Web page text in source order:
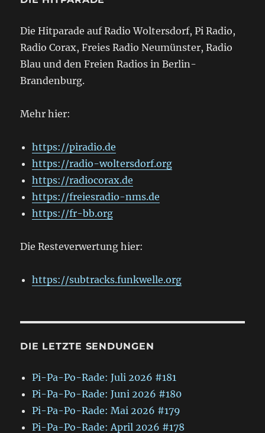
Die Hitparade auf Radio Woltersdorf, Pi Radio,
Radio Corax, Freies Radio Neumünster, Radio
Blau und den Freien Radios in Berlin-
Brandenburg.
Mehr hier:
https://piradio.de
https://radio-woltersdorf.org
https://radiocorax.de
https://freiesradio-nms.de
https://fr-bb.org
Die Resteverwertung hier:
https://subtracks.funkwelle.org
DIE LETZTE SENDUNGEN
Pi-Pa-Po-Rade: Juli 2026 #181
Pi-Pa-Po-Rade: Juni 2026 #180
Pi-Pa-Po-Rade: Mai 2026 #179
Pi-Pa-Po-Rade: April 2026 #178